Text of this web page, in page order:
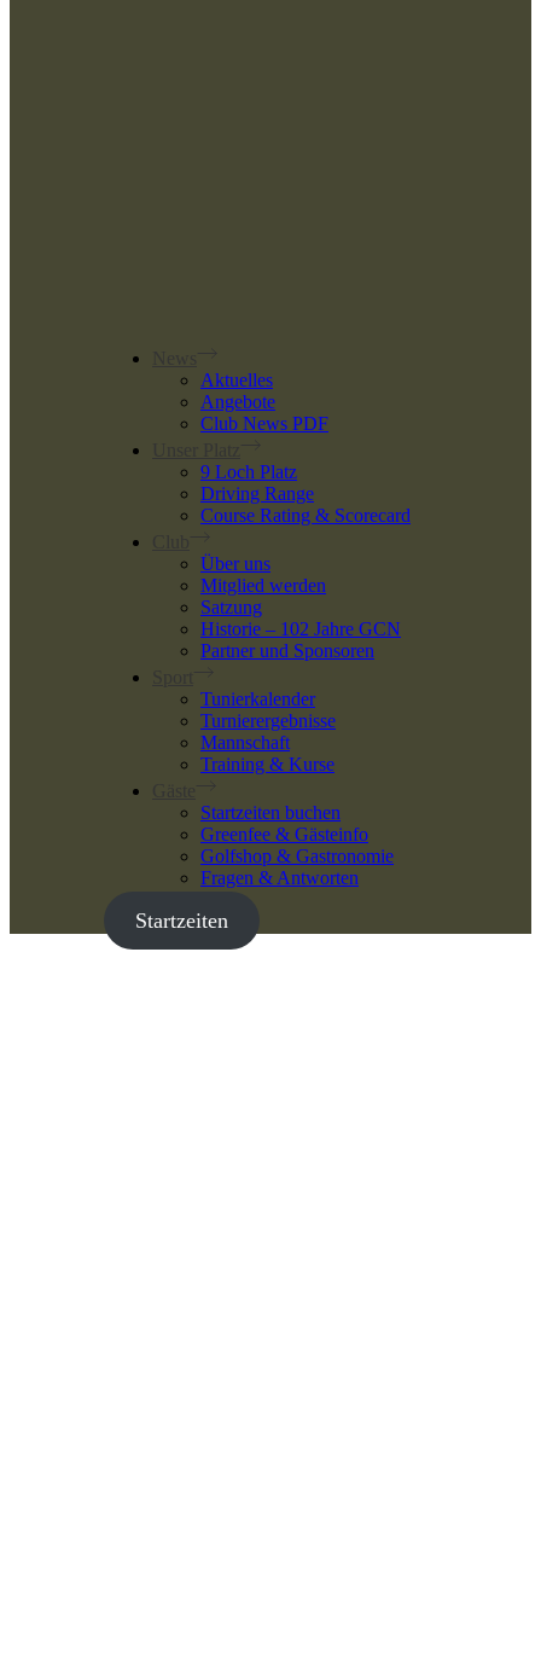
Aktuelles
Angebote
Club News PDF
9 Loch Platz
Driving Range
Course Rating & Scorecard
Über uns
Mitglied werden
Satzung
Historie – 102 Jahre GCN
Partner und Sponsoren
Tunierkalender
Turnierergebnisse
Mannschaft
Training & Kurse
Startzeiten buchen
Greenfee & Gästeinfo
Golfshop & Gastronomie
Fragen & Antworten
Startzeiten